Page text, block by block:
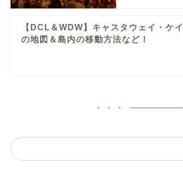
【DCL＆WDW】キャスタウェイ・ケイ
の地図＆島内の移動方法など！